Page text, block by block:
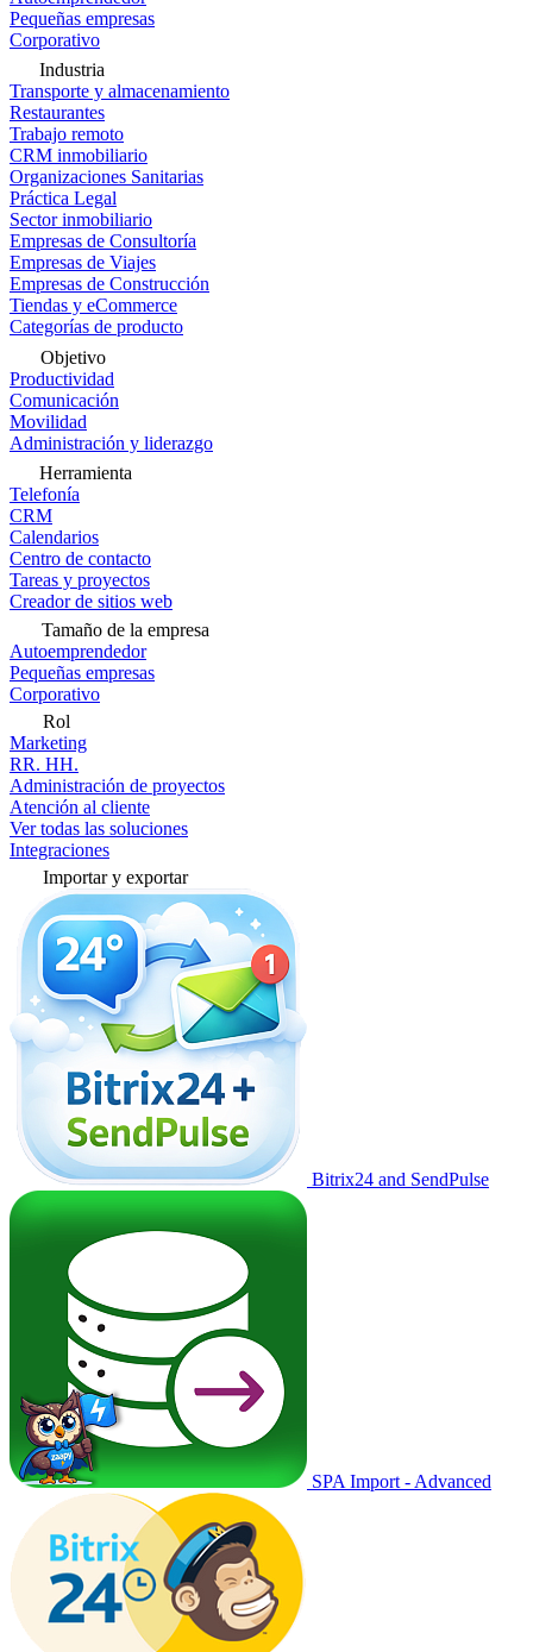
Pequeñas empresas
Corporativo
Industria
Transporte y almacenamiento
Restaurantes
Trabajo remoto
CRM inmobiliario
Organizaciones Sanitarias
Práctica Legal
Sector inmobiliario
Empresas de Consultoría
Empresas de Viajes
Empresas de Construcción
Tiendas y eCommerce
Categorías de producto
Objetivo
Productividad
Comunicación
Movilidad
Administración y liderazgo
Herramienta
Telefonía
CRM
Calendarios
Centro de contacto
Tareas y proyectos
Creador de sitios web
Tamaño de la empresa
Autoemprendedor
Pequeñas empresas
Corporativo
Rol
Marketing
RR. HH.
Administración de proyectos
Atención al cliente
Ver todas las soluciones
Integraciones
Importar y exportar
Bitrix24 and SendPulse
SPA Import - Advanced